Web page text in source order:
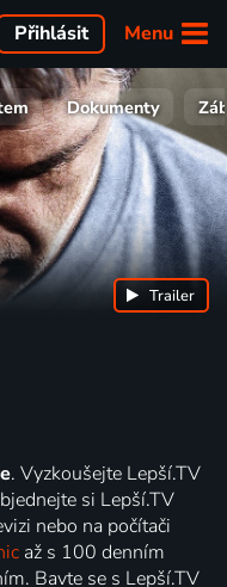
Menu
Přihlásit
Dokumenty
Trailer
. Vyzkoušejte Lepší.TV
si Lepší.TV
nebo na počítači
až s 100 denním
Bavte se s Lepší.TV